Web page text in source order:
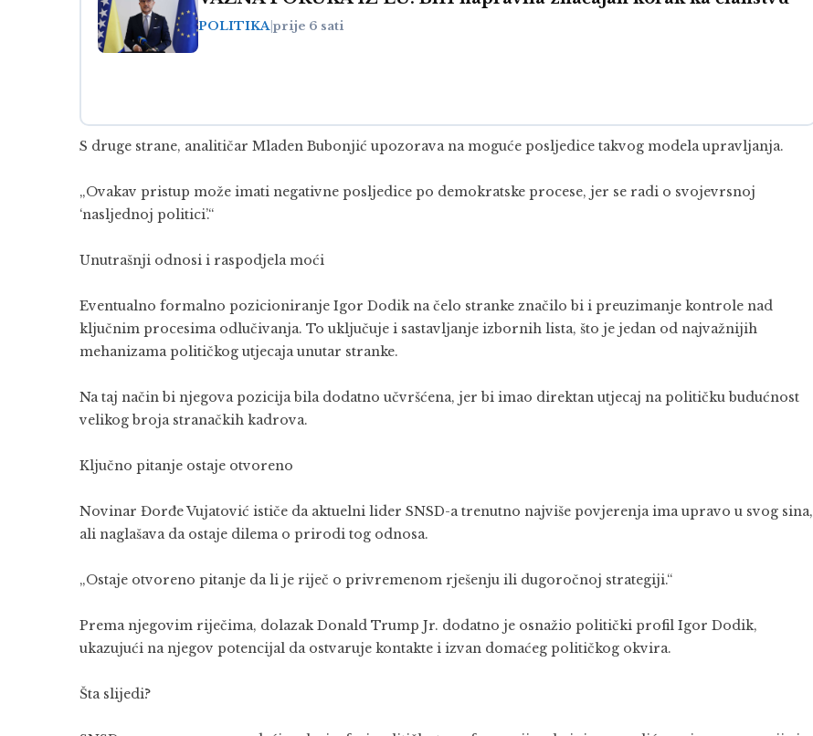
POLITIKAprije 6 sati
S druge strane, analitičar Mladen Bubonjić upozorava na moguće posljedice takvog modela upravljanja.
„Ovakav pristup može imati negativne posljedice po demokratske procese, jer se radi o svojevrsnoj
‘nasljednoj politici’.“
Unutrašnji odnosi i raspodjela moći
Eventualno formalno pozicioniranje Igor Dodik na čelo stranke značilo bi i preuzimanje kontrole nad
ključnim procesima odlučivanja. To uključuje i sastavljanje izbornih lista, što je jedan od najvažnijih
mehanizama političkog utjecaja unutar stranke.
Na taj način bi njegova pozicija bila dodatno učvršćena, jer bi imao direktan utjecaj na političku budućnost
velikog broja stranačkih kadrova.
Ključno pitanje ostaje otvoreno
Novinar Đorđe Vujatović ističe da aktuelni lider SNSD-a trenutno najviše povjerenja ima upravo u svog sina,
ali naglašava da ostaje dilema o prirodi tog odnosa.
„Ostaje otvoreno pitanje da li je riječ o privremenom rješenju ili dugoročnoj strategiji.“
Prema njegovim riječima, dolazak Donald Trump Jr. dodatno je osnažio politički profil Igor Dodik,
ukazujući na njegov potencijal da ostvaruje kontakte i izvan domaćeg političkog okvira.
Šta slijedi?